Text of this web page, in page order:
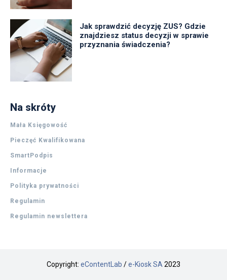
Jak sprawdzić decyzję ZUS? Gdzie
znajdziesz status decyzji w sprawie
przyznania świadczenia?
Na skróty
Mała Księgowość
Pieczęć Kwalifikowana
SmartPodpis
Informacje
Polityka prywatności
Regulamin
Regulamin newslettera
Copyright: eContentLab /e-Kiosk SA 2023